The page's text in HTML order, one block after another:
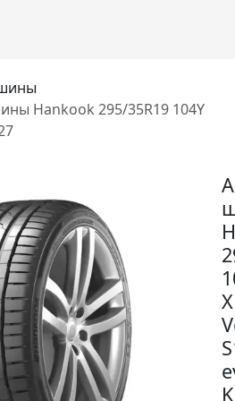
Hankook 295/35R19 104Y